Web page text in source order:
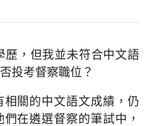
歷，但我並未符合中文語
投考督察職位？
關的中文語文成績，仍
在遴選督察的筆試中，